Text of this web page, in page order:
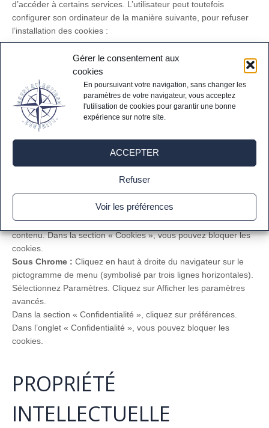
Gérer le consentement aux
cookies
En poursuivant votre navigation, sans changer les
paramètres de votre navigateur, vous acceptez
l'utilisation de cookies pour garantir une bonne
expérience sur notre site.
ACCEPTER
Refuser
Voir les préférences
d’accéder à certains services. L’utilisateur peut toutefois
configurer son ordinateur de la manière suivante, pour refuser
l’installation des cookies :
rouage en haut a droite) / options internet.
Cliquez sur Confidentialité et choisissez Bloquer tous les
cookies. Validez sur Ok.
Sous Firefox :
en haut de la fenêtre du navigateur, cliquez sur
le bouton Firefox, puis aller dans l’onglet Options. Cliquer sur
l’onglet Vie privée.
Paramétrez les Règles de conservation sur : utiliser les
paramètres personnalisés pour l’historique. Enfin décochez-la
pour désactiver les cookies.
Cliquez en haut à droite du navigateur sur le
pictogramme de menu (symbolisé par un rouage). Sélectionnez
Paramètres. Cliquez sur Afficher les paramètres avancés. Dans
la section « Confidentialité », cliquez sur Paramètres de
contenu. Dans la section « Cookies », vous pouvez bloquer les
cookies.
Sous Chrome : Cliquez en haut à droite du navigateur sur le
pictogramme de menu (symbolisé par trois lignes horizontales).
Sélectionnez Paramètres. Cliquez sur Afficher les paramètres
avancés.
Dans la section « Confidentialité », cliquez sur préférences.
Dans l’onglet « Confidentialité », vous pouvez bloquer les
cookies.
PROPRIÉTÉ
INTELLECTUELLE